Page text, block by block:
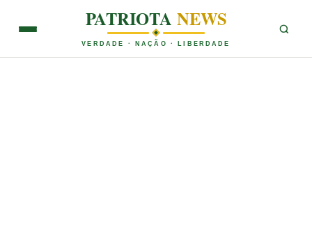
PATRIOTANEWS
VERDADE · NAÇÃO · LIBERDADE